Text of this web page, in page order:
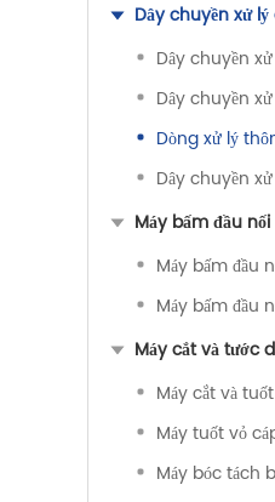
Dây chuyền xử
Dây chuyền
Dây chuyền
Dòng xử lý
Dây chuyền
Máy bấm đầu nối
Máy bấm đầu
Máy bấm đầu
Máy cắt và tước
Máy cắt và
Máy tuốt vỏ
Máy bóc tách